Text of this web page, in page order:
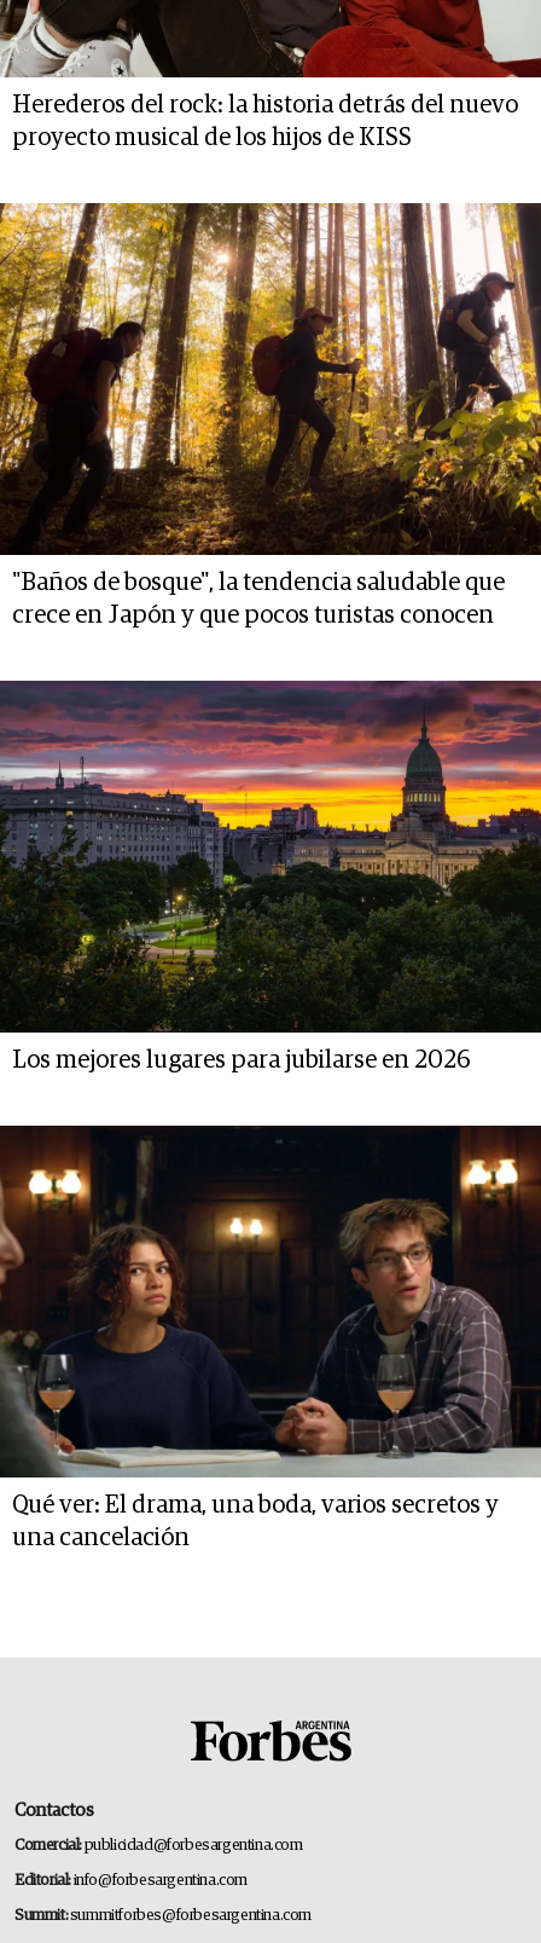
Herederos del rock: la historia detrás del nuevo
proyecto musical de los hijos de KISS
"Baños de bosque", la tendencia saludable que
crece en Japón y que pocos turistas conocen
Los mejores lugares para jubilarse en 2026
Qué ver: El drama, una boda, varios secretos y
una cancelación
Contactos
Comercial:publicidad@forbesargentina.com
Editorial:info@forbesargentina.com
Summit:summitforbes@forbesargentina.com